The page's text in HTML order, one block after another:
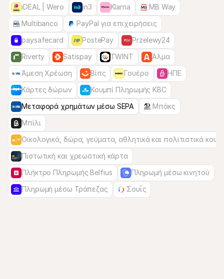
iDEAL | Wero
in3 Klarna
MB Way
Multibanco
PayPal για επιχειρήσεις
paysafecard
PostePay
Przelewy24
Riverty
Satispay TWINT
Άλμα
Άμεση Χρέωση
Βίπς Γουέρο
ΗΠΕ
Κάρτες δώρων
Κουμπί Πληρωμής KBC
Μεταφορά χρημάτων μέσω SEPA
Μπάκς
Μπίλι
Οικολογικά, δώρα, γεύματα, αθλητικά και πολιτιστικά
Πιστωτική και χρεωστική κάρτα
Πλήκτρο Πληρωμής Belfius
Πληρωμή μέσω κινητού
Πληρωμή μέσω Τράπεζας
Σουΐς